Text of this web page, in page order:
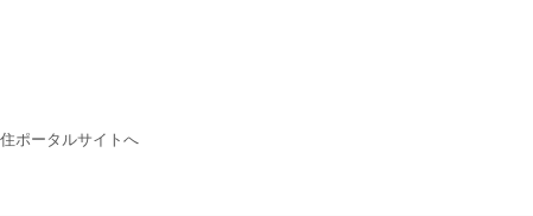
ポータルサイトへ